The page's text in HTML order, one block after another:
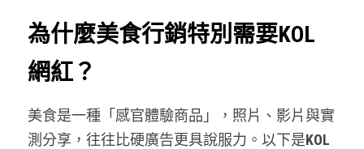
電商代營運代操
電商創業知識庫
繁體中文
繁體中文
為什麼美食行銷特別需要KOL
網紅？
美食是一種「感官體驗商品」，照片、影片與實
測分享，往往比硬廣告更具說服力。以下是KOL